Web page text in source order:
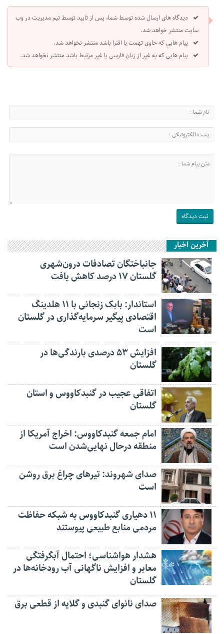
دیدگاه های ارسال شده توسط شما، پس از تایید توسط تیم مدیریت در وب
سایت منتشر خواهد شد.
پیام هایی که حاوی تهمت یا افترا باشد منتشر نخواهد شد.
پیام هایی که به غیر از زبان فارسی یا غیر مرتبط باشد منتشر نخواهد شد.
آخرین اخبار
جانباختگان تصادفات درون‌شهری
گلستان ۱۷ درصد کاهش یافت
استاندار: بابک زنجانی با ۱۱ هلدینگ
اقتصادی پیگیر سرمایه‌گذاری در گلستان
است
افزایش ۵۳ درصدی بارندگی‌ها در
گلستان
اتفاقی عجیب در‌ گنبدکاووس و استان
گلستان
امام جمعه گنبدکاووس: اخراج آمریکا از
منطقه درحال نهایی‌شدن است
صدای شهروند: تیرهای چراغ برق روشن
است
۱۱ دهیاری گنبدکاووس به شبکه حفاظت
مردمی منابع طبیعی پیوستند
هشدار هواشناسی؛ احتمال آبگرفتگی
معابر و افزایش ناگهانی آب رودخانه‌ها در
گلستان
صدای نانوای گنبدی و گلایه از قطعی برق